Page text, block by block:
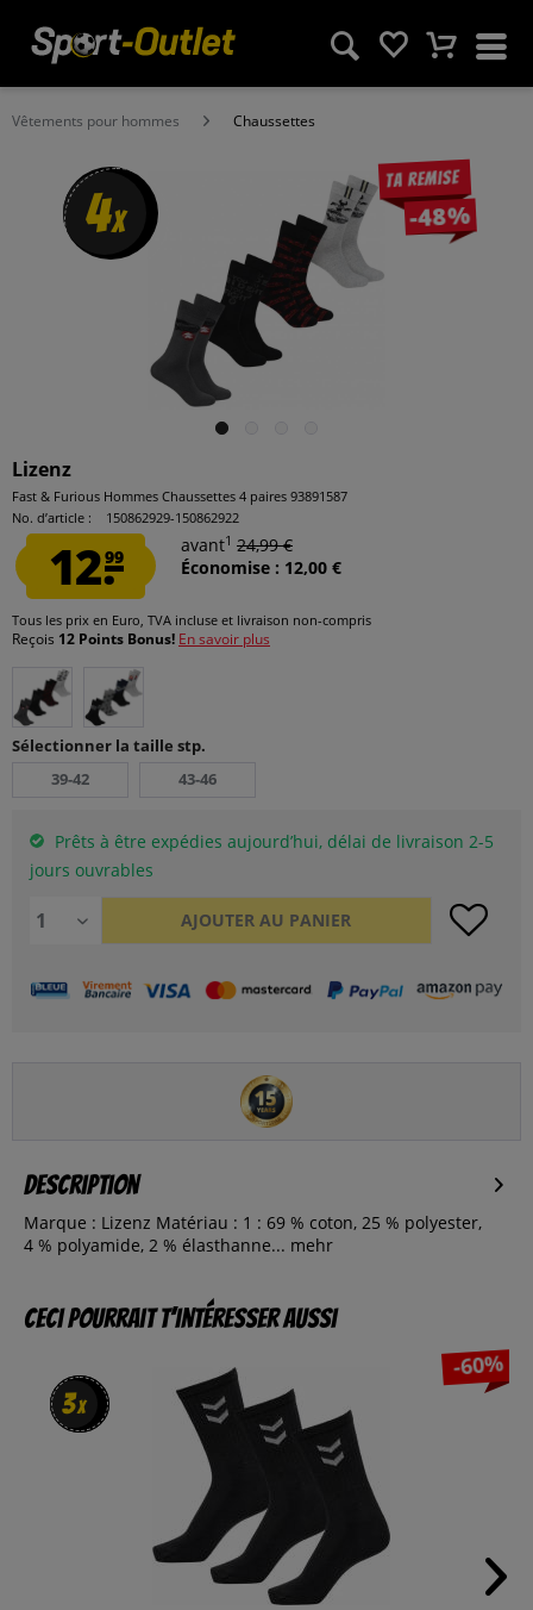
Vêtements pour hommes Chaussettes
Ta remise
-48%
4x
Lizenz
Fast & Furious Hommes Chaussettes 4 paires 93891587
No. d’article :
150862929-150862922
12.99
avant1 24,99 €
Économise : 12,00 €
Tous les prix en Euro, TVA incluse et livraison non-compris
Reçois 12 Points Bonus! En savoir plus
Sélectionner la taille stp.
39-42
43-46
Prêts à être expédies aujourd’hui, délai de livraison 2-5
jours ouvrables
AJOUTER AU PANIER
Description
Marque : Lizenz Matériau : 1 : 69 % coton, 25 % polyester,
4 % polyamide, 2 % élasthanne... mehr
Ceci pourrait t’intéresser aussi
3x
3x
-60%